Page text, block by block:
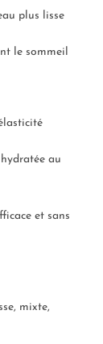
plus lisse
le sommeil
au
et sans
mixte,